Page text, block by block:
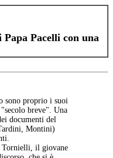
Pacelli con una
sono proprio i suoi
breve". Una
documenti del
Montini)
Tornielli, il giovane